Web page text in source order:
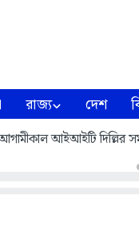
রাজ্য দেশ
আইআইটি দিল্লির